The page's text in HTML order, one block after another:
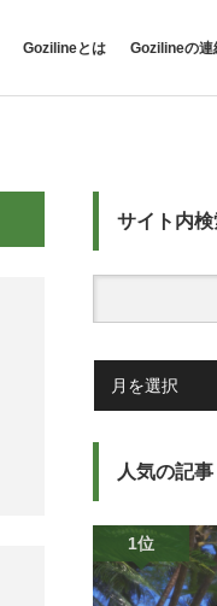
Gozilineとは Gozilineの連
サイト内検
人気の記事
1位